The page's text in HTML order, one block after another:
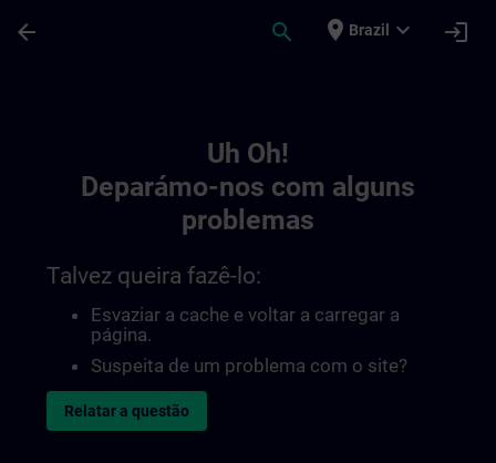
arrow_back search place Brazil expand_more login
Uh Oh!
Deparámo-nos com alguns
problemas
Talvez queira fazê-lo:
Esvaziar a cache e voltar a carregar a
página.
Suspeita de um problema com o site?
Relatar a questão